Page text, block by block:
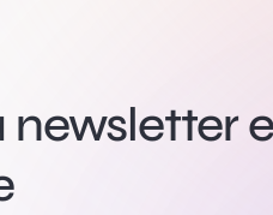
newsletter